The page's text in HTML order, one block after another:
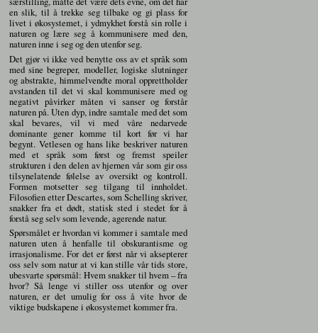
en slik, til å trekke seg tilbake og gi plass for
livet i økosystemet, i ydmykhet forstå sin rolle i
naturen og lære seg å kommunisere med den,
naturen inne i seg og den utenfor seg.
Det gjør vi ikke ved benytte oss av et språk som
med sine begreper, modeller, logiske slutninger
og abstrakte, himmelvendte moral opprettholder
avstanden til det vi skal kommunisere med og
negativt påvirker måten vi sanser og forstår
naturen på. Uten dyp, indre samtale med det som
skal bevares, vil vi med våre nedarvede
dominante gener komme til kort før vi har
begynt. Vetlesen og hans like beskriver naturen
med et språk som først og fremst speiler
strukturen i den delen av hjernen vår som gir oss
tilsynelatende følelse av oversikt og kontroll.
Formen motsetter seg tilgang til innholdet.
Filosofien etter Descartes, som Schelling skriver,
snakker fra et dødt, statisk sted i stedet for å
forstå seg selv som levende, agerende natur.
Spørsmålet er hvordan vi kommer i samtale med
naturen uten å henfalle til obskurantisme og
irrasjonalisme. For det er først når vi aksepterer
oss selv som natur at vi kan stille vår tids store,
ubesvarte spørsmål: Hvem snakker til hvem – fra
hvor? Så lenge vi stiller oss utenfor og over
naturen, er det umulig for oss å vite hvor de
viktige budskapene i økosystemet kommer fra.